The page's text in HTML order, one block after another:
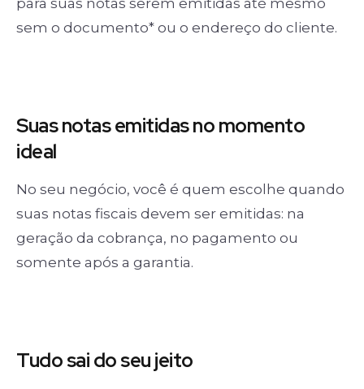
para suas notas serem emitidas até mesmo
sem o documento* ou o endereço do cliente.
Suas notasemitidas no momento
ideal
No seu negócio, você é quem escolhe quando
suas notas fiscais devem ser emitidas: na
geração da cobrança, no pagamento ou
somente após a garantia.
Tudo saido seu jeito